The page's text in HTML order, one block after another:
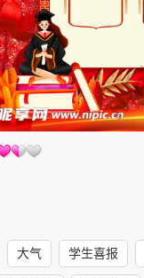
大气 学生喜报